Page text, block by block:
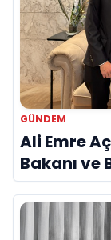
GÜNDEM
Ali Emre
Bakanı ve
Bir Araya